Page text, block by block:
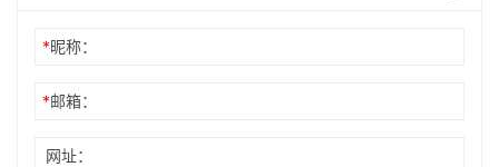
*昵称：
*邮箱：
网址：